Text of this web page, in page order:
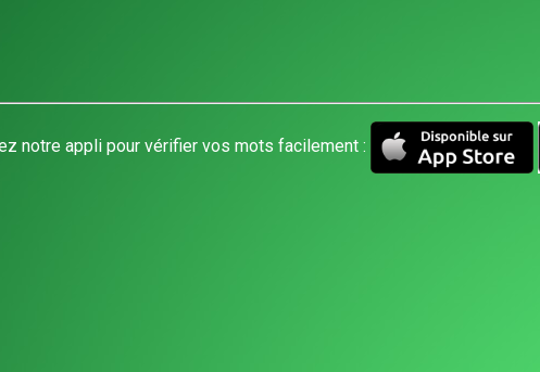
notre appli pour vérifier vos mots facilement :